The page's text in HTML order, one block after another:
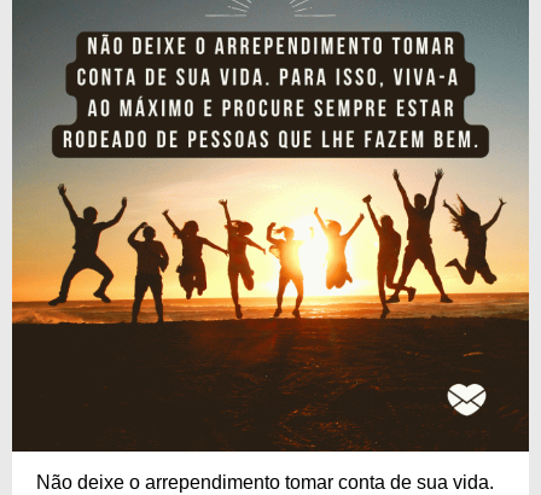
Não deixe o arrependimento tomar conta de sua vida.